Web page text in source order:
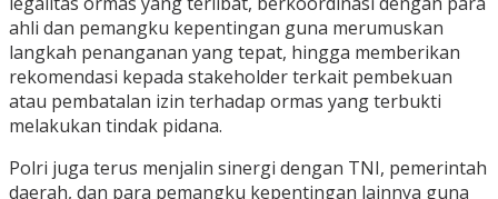
ahli dan pemangku kepentingan guna merumuskan
langkah penanganan yang tepat, hingga memberikan
rekomendasi kepada stakeholder terkait pembekuan
atau pembatalan izin terhadap ormas yang terbukti
melakukan tindak pidana.
Polri juga terus menjalin sinergi dengan TNI, pemerintah
daerah, dan para pemangku kepentingan lainnya guna